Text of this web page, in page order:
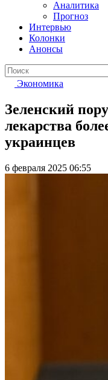
Аналитика
Прогноз
Интервью
Колонки
Анонсы
Экономика
Зеленский
лекарства
украинцев
6 февраля 2025 06:55